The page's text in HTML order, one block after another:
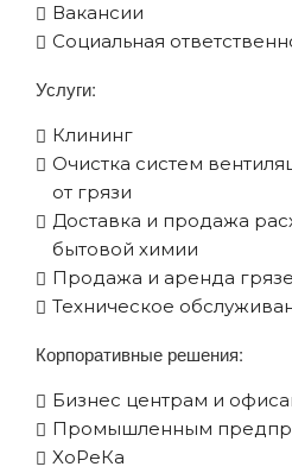
Вакансии
Социальная
Услуги:
Клининг
Очистка систем
от грязи
Доставка и продажа
бытовой химии
Продажа и аренда
Техническое
Корпоративные решения:
Бизнес центрам и
Промышленным
XоРеКа